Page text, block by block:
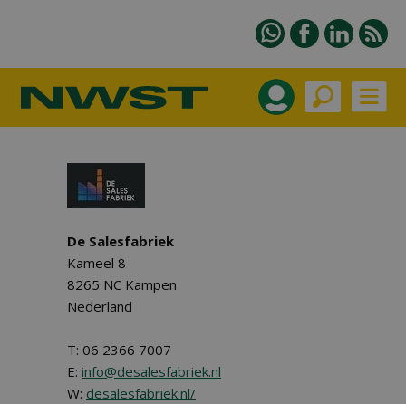
De Salesfabriek
Kameel 8
8265 NC Kampen
Nederland
T: 06 2366 7007
E: info@desalesfabriek.nl
W: desalesfabriek.nl/